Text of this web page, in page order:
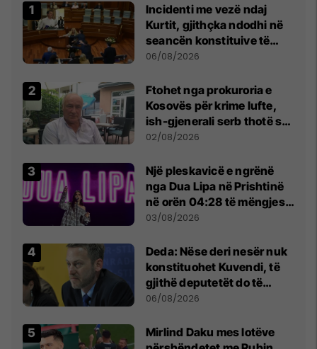
Incidenti me vezë ndaj
Kurtit, gjithçka ndodhi në
seancën konstituive të
Kuvendit
06/08/2026
Ftohet nga prokuroria e
Kosovës për krime lufte,
ish-gjenerali serb thotë se
dikush e tradhtoi në
02/08/2026
Një pleskavicë e ngrënë
nga Dua Lipa në Prishtinë
në orën 04:28 të mëngjesit
- dhe bota digjitale serbe
03/08/2026
Deda: Nëse deri nesër nuk
konstituohet Kuvendi, të
gjithë deputetët do të
bëjnë shkelje të rëndë
06/08/2026
Mirlind Daku mes lotëve